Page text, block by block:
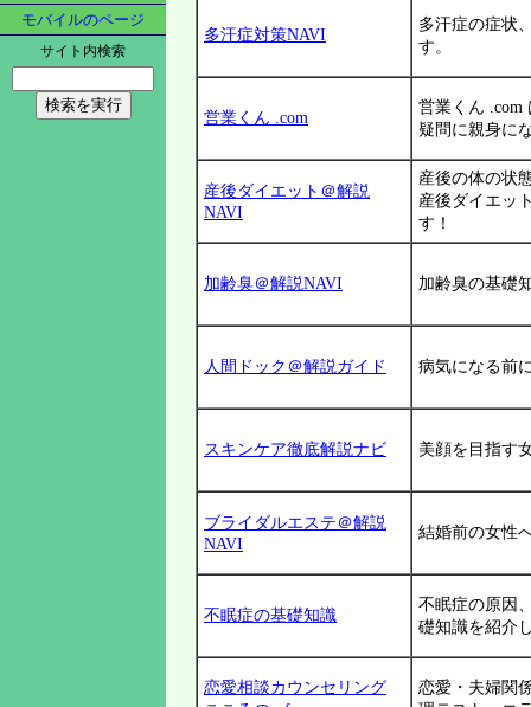
モバイルのページ
サイト内検索
多汗症対策NAVI
多汗症の症状
す。
営業くん .com
営業くん .com
疑問に親身に
産後ダイエット＠解説
NAVI
産後の体の状
産後ダイエッ
す！
加齢臭＠解説NAVI 加齢臭の基礎
人間ドック＠解説ガイド 病気になる前
スキンケア徹底解説ナビ 美顔を目指す
ブライダルエステ＠解説
NAVI
結婚前の女性
不眠症の基礎知識
不眠症の原因
礎知識を紹介
恋愛相談カウンセリング
恋愛・夫婦関